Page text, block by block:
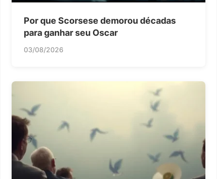
Por que Scorsese demorou décadas
para ganhar seu Oscar
03/08/2026